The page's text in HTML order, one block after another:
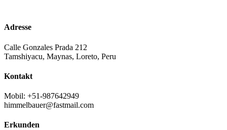
Adresse
Calle Gonzales Prada 212
Tamshiyacu, Maynas, Loreto, Peru
Kontakt
Mobil: +51-987642949
himmelbauer@fastmail.com
Erkunden